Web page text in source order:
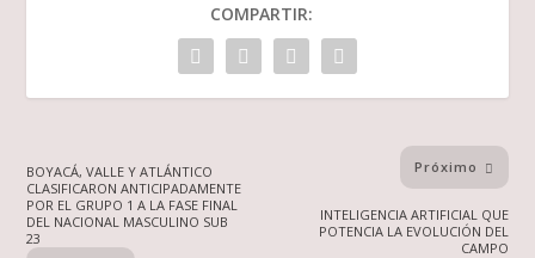
COMPARTIR:
BOYACÁ, VALLE Y ATLÁNTICO
CLASIFICARON ANTICIPADAMENTE
POR EL GRUPO 1 A LA FASE FINAL
DEL NACIONAL MASCULINO SUB
23
Próximo
INTELIGENCIA ARTIFICIAL QUE
POTENCIA LA EVOLUCIÓN DEL
CAMPO